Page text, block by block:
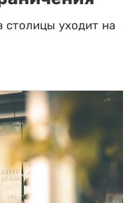
столицы уходит на